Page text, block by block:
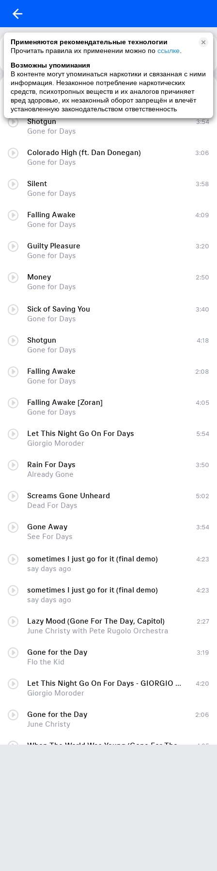
Применяются рекомендательные технологии
Прочитать правила их применении можно по ссылке
Возможны упоминания
В контенте могут упоминаться наркотики и связанная с ними
информация. Незаконное потребление наркотических
средств, психотропных веществ и их аналогов причиняет
вред здоровью, их незаконный оборот запрещён и влечёт
установленную законодательством ответственность
Falling Awake
Gone for Days
Shotgun
Gone for Days
3:54
Colorado High (ft. Dan Donegan)
Gone for Days
3:06
Silent
Gone for Days
3:58
Falling Awake
Gone for Days
4:09
Guilty Pleasure
Gone for Days
3:20
Money
Gone for Days
2:50
Sick of Saving You
Gone for Days
3:40
Shotgun
Gone for Days
4:18
Falling Awake
Gone for Days
2:08
Falling Awake [Zoran]
Gone for Days
4:05
Let This Night Go On For Days
Giorgio Moroder
5:54
Rain For Days
Already Gone
3:50
Screams Gone Unheard
Dead For Days
5:02
Gone Away
See For Days
3:54
sometimes I just go for it (final demo)
say days ago
4:23
sometimes I just go for it (final demo)
say days ago
4:23
Lazy Mood (Gone For The Day, Capitol)
June Christy with Pete Rugolo Orchestra
2:27
Gone for the Day
Flo the Kid
3:19
Let This Night Go On For Days - GIORGIO & CHRIS
Giorgio Moroder
4:20
Gone for the Day
June Christy
2:06
4:35